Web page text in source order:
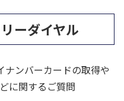
ーダイヤル
ナンバーカードの取得や
に関するご質問